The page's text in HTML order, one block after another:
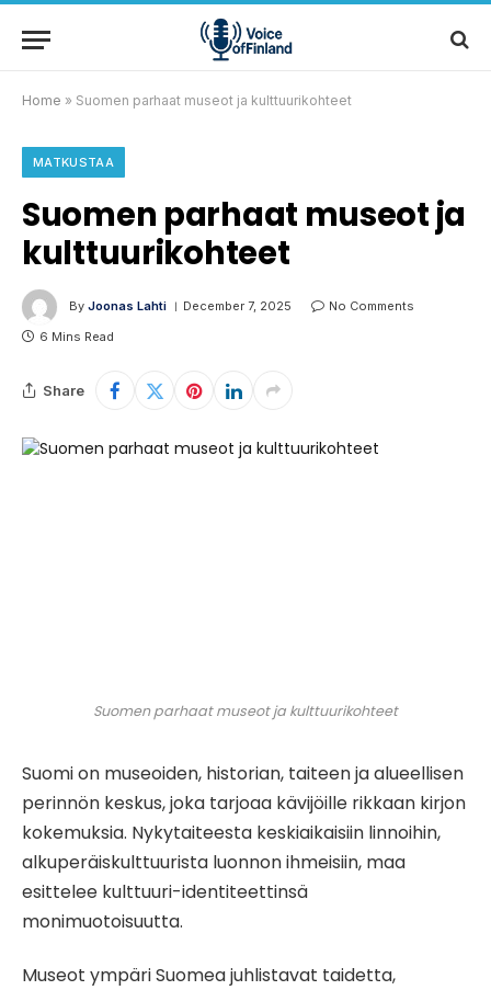
Home » Suomen parhaat museot ja kulttuurikohteet
MATKUSTAA
Suomen parhaat museot ja
kulttuurikohteet
By Joonas Lahti December 7, 2025
No Comments
6 Mins Read
Share
Suomen parhaat museot ja kulttuurikohteet
Suomi on museoiden, historian, taiteen ja alueellisen
perinnön keskus, joka tarjoaa kävijöille rikkaan kirjon
kokemuksia. Nykytaiteesta keskiaikaisiin linnoihin,
alkuperäiskulttuurista luonnon ihmeisiin, maa
esittelee kulttuuri-identiteettinsä
monimuotoisuutta.
Museot ympäri Suomea juhlistavat taidetta,